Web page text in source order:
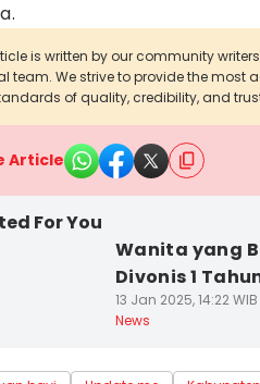
is written by our community
team. We strive to provide the most
of quality, credibility, and
Article
For You
Wanita yang
Divonis 1
13 Jan 2025, 14:22 WIB
News